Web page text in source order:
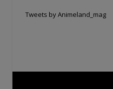
Tweets by Animeland_mag